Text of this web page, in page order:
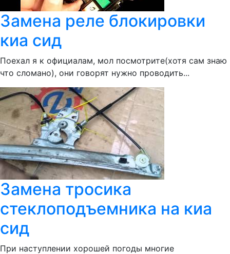
Замена реле блокировки
киа сид
Поехал я к официалам, мол посмотрите(хотя сам знаю
что сломано), они говорят нужно проводить...
Замена тросика
стеклоподъемника на киа
сид
При наступлении хорошей погоды многие